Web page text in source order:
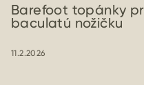
Barefoot topánky
baculatú nožičku
11.2.2026